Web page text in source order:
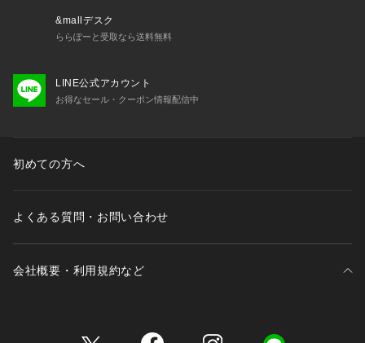
&mallデスク
ららぽーと受取なら送料無料
LINE公式アカウント
お得なセール・クーポン情報配信中
初めての方へ
よくある質問・お問い合わせ
会社概要・利用規約など